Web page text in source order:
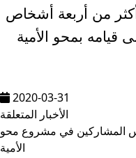
من أربعة أشخاص
قيامه بمحو الأمية
2020-03-31
الأخبار المتعلقة
المشاركين في مشروع محو
الأمية